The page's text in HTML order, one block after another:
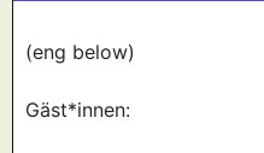
(eng below)
Gäst*innen: